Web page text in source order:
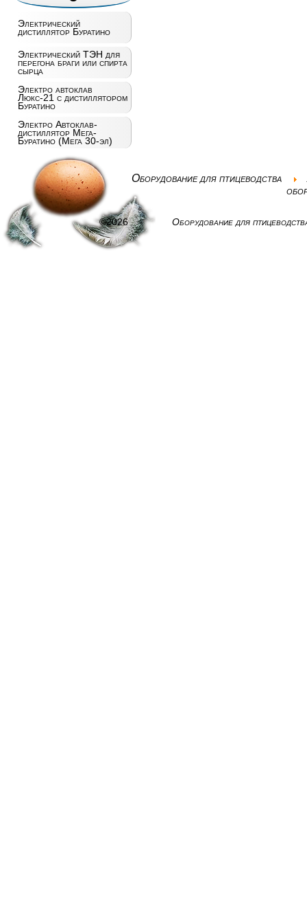
Электрический
дистиллятор Буратино
Электрический ТЭН для
перегона браги или спирта
сырца
Электро автоклав
Люкс-21 с дистиллятором
Буратино
Электро Автоклав-
дистиллятор Мега-
Буратино (Мега 30-эл)
Оборудование для птицеводства
©2026 Оборудование для